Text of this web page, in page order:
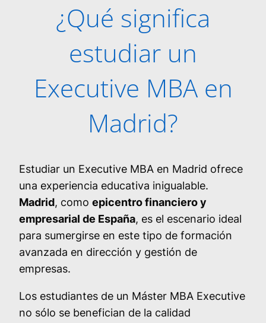
¿Qué significa
estudiar un
Executive MBA en
Madrid?
Estudiar un Executive MBA en Madrid ofrece
una experiencia educativa inigualable.
Madrid, como epicentro financiero y
empresarial de España, es el escenario ideal
para sumergirse en este tipo de formación
avanzada en dirección y gestión de
empresas.
Los estudiantes de un Máster MBA Executive
no sólo se benefician de la calidad